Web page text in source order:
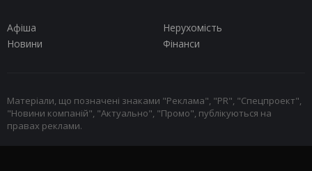
Афіша
Нерухомість
Новини
Фінанси
Матеріали, що позначені знаками "Реклама", "PR", "Спецпроект",
"Новини компаній", "Актуально", "Промо", публікуються на
правах реклами.